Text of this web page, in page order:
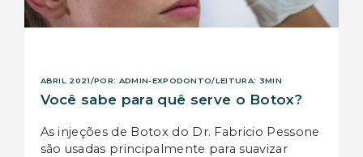
ABRIL 2021/POR: ADMIN-EXPODONTO/LEITURA: 3MIN
Você sabe para quê serve o Botox?
As injeções de Botox do Dr. Fabricio Pessone
são usadas principalmente para suavizar